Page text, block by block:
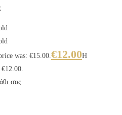
was: €15.00.€12.00Η
€12.00.
σας